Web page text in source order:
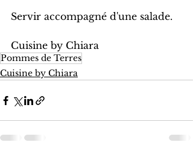
Servir accompagné d'une salade.
Cuisine by Chiara
Pommes de Terres
Cuisine by Chiara